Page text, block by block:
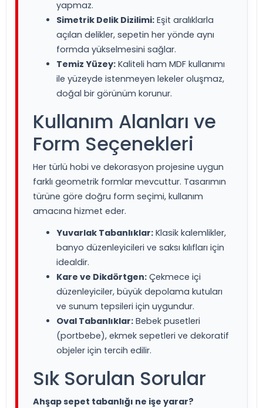
yapmaz.
Simetrik Delik Dizilimi: Eşit aralıklarla
açılan delikler, sepetin her yönde aynı
formda yükselmesini sağlar.
Temiz Yüzey: Kaliteli ham MDF kullanımı
ile yüzeyde istenmeyen lekeler oluşmaz,
doğal bir görünüm korunur.
Kullanım Alanları ve
Form Seçenekleri
Her türlü hobi ve dekorasyon projesine uygun
farklı geometrik formlar mevcuttur. Tasarımın
türüne göre doğru form seçimi, kullanım
amacına hizmet eder.
Yuvarlak Tabanlıklar: Klasik kalemlikler,
banyo düzenleyicileri ve saksı kılıfları için
idealdir.
Kare ve Dikdörtgen: Çekmece içi
düzenleyiciler, büyük depolama kutuları
ve sunum tepsileri için uygundur.
Oval Tabanlıklar: Bebek pusetleri
(portbebe), ekmek sepetleri ve dekoratif
objeler için tercih edilir.
Sık Sorulan Sorular
Ahşap sepet tabanlığı ne işe yarar?